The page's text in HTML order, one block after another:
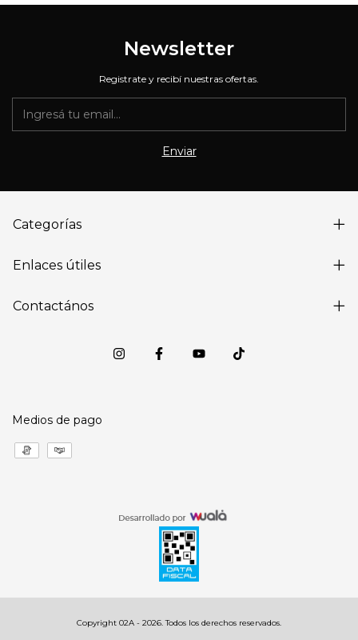
Newsletter
Registrate y recibí nuestras ofertas.
Categorías
Enlaces útiles
Contactános
Medios de pago
Copyright 02A - 2026. Todos los derechos reservados.